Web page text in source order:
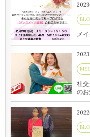
2023
メ
2023
社
の
2022